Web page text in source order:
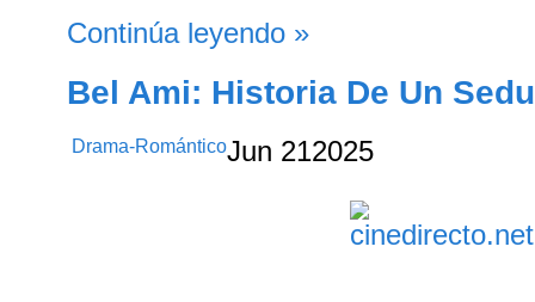
Continúa leyendo »
Bel Ami: Historia De Un
Drama-RománticoJun 212025